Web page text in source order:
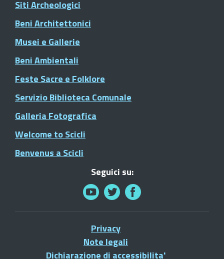
Siti Archeologici
Beni Architettonici
Musei e Gallerie
Beni Ambientali
Feste Sacre e Folklore
Servizio Biblioteca Comunale
Galleria Fotografica
Welcome to Scicli
Benvenus a Scicli
Seguici su:
Privacy
Note legali
Dichiarazione di accessibilita'